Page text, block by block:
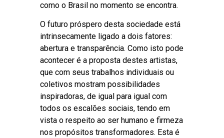
como o Brasil no momento se encontra.
O futuro próspero desta sociedade está
intrinsecamente ligado a dois fatores:
abertura e transparência. Como isto pode
acontecer é a proposta destes artistas,
que com seus trabalhos individuais ou
coletivos mostram possibilidades
inspiradoras, de igual para igual com
todos os escalões sociais, tendo em
vista o respeito ao ser humano e firmeza
nos propósitos transformadores. Esta é